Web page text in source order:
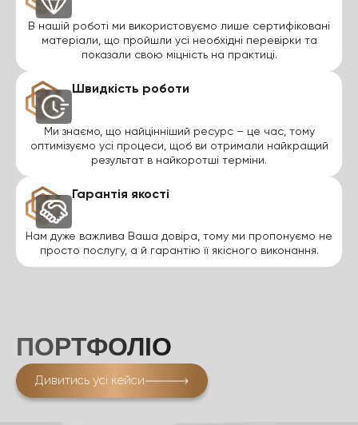
В нашій роботі ми використовуємо лише сертифіковані
матеріали, що пройшли усі необхідні перевірки та
показали свою міцність на практиці.
Швидкість роботи
Ми знаємо, що найцінніший ресурс – це час, тому
оптимізуємо усі процеси, щоб ви отримали найкращий
результат в найкоротші терміни.
Гарантія якості
Нам дуже важлива Ваша довіра, тому ми пропонуємо не
просто послугу, а й гарантію її якісного виконання.
ПОРТФОЛІО
Дивитись усі кейси